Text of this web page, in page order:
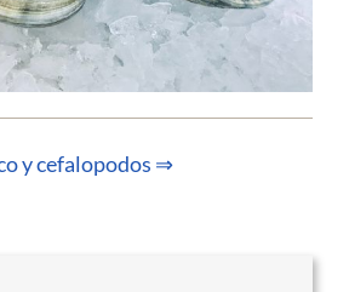
y cefalopodos ⇒